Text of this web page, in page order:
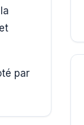
par